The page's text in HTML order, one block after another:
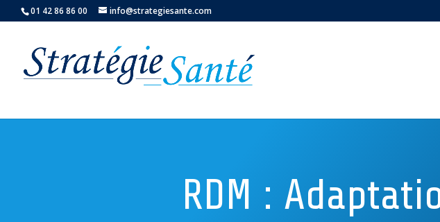
01 42 86 86 00 info@strategiesante.com
RDM :